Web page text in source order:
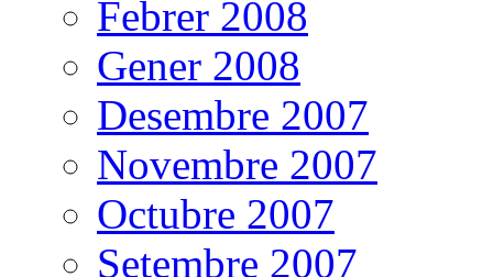
Febrer 2008
Gener 2008
Desembre 2007
Novembre 2007
Octubre 2007
Setembre 2007